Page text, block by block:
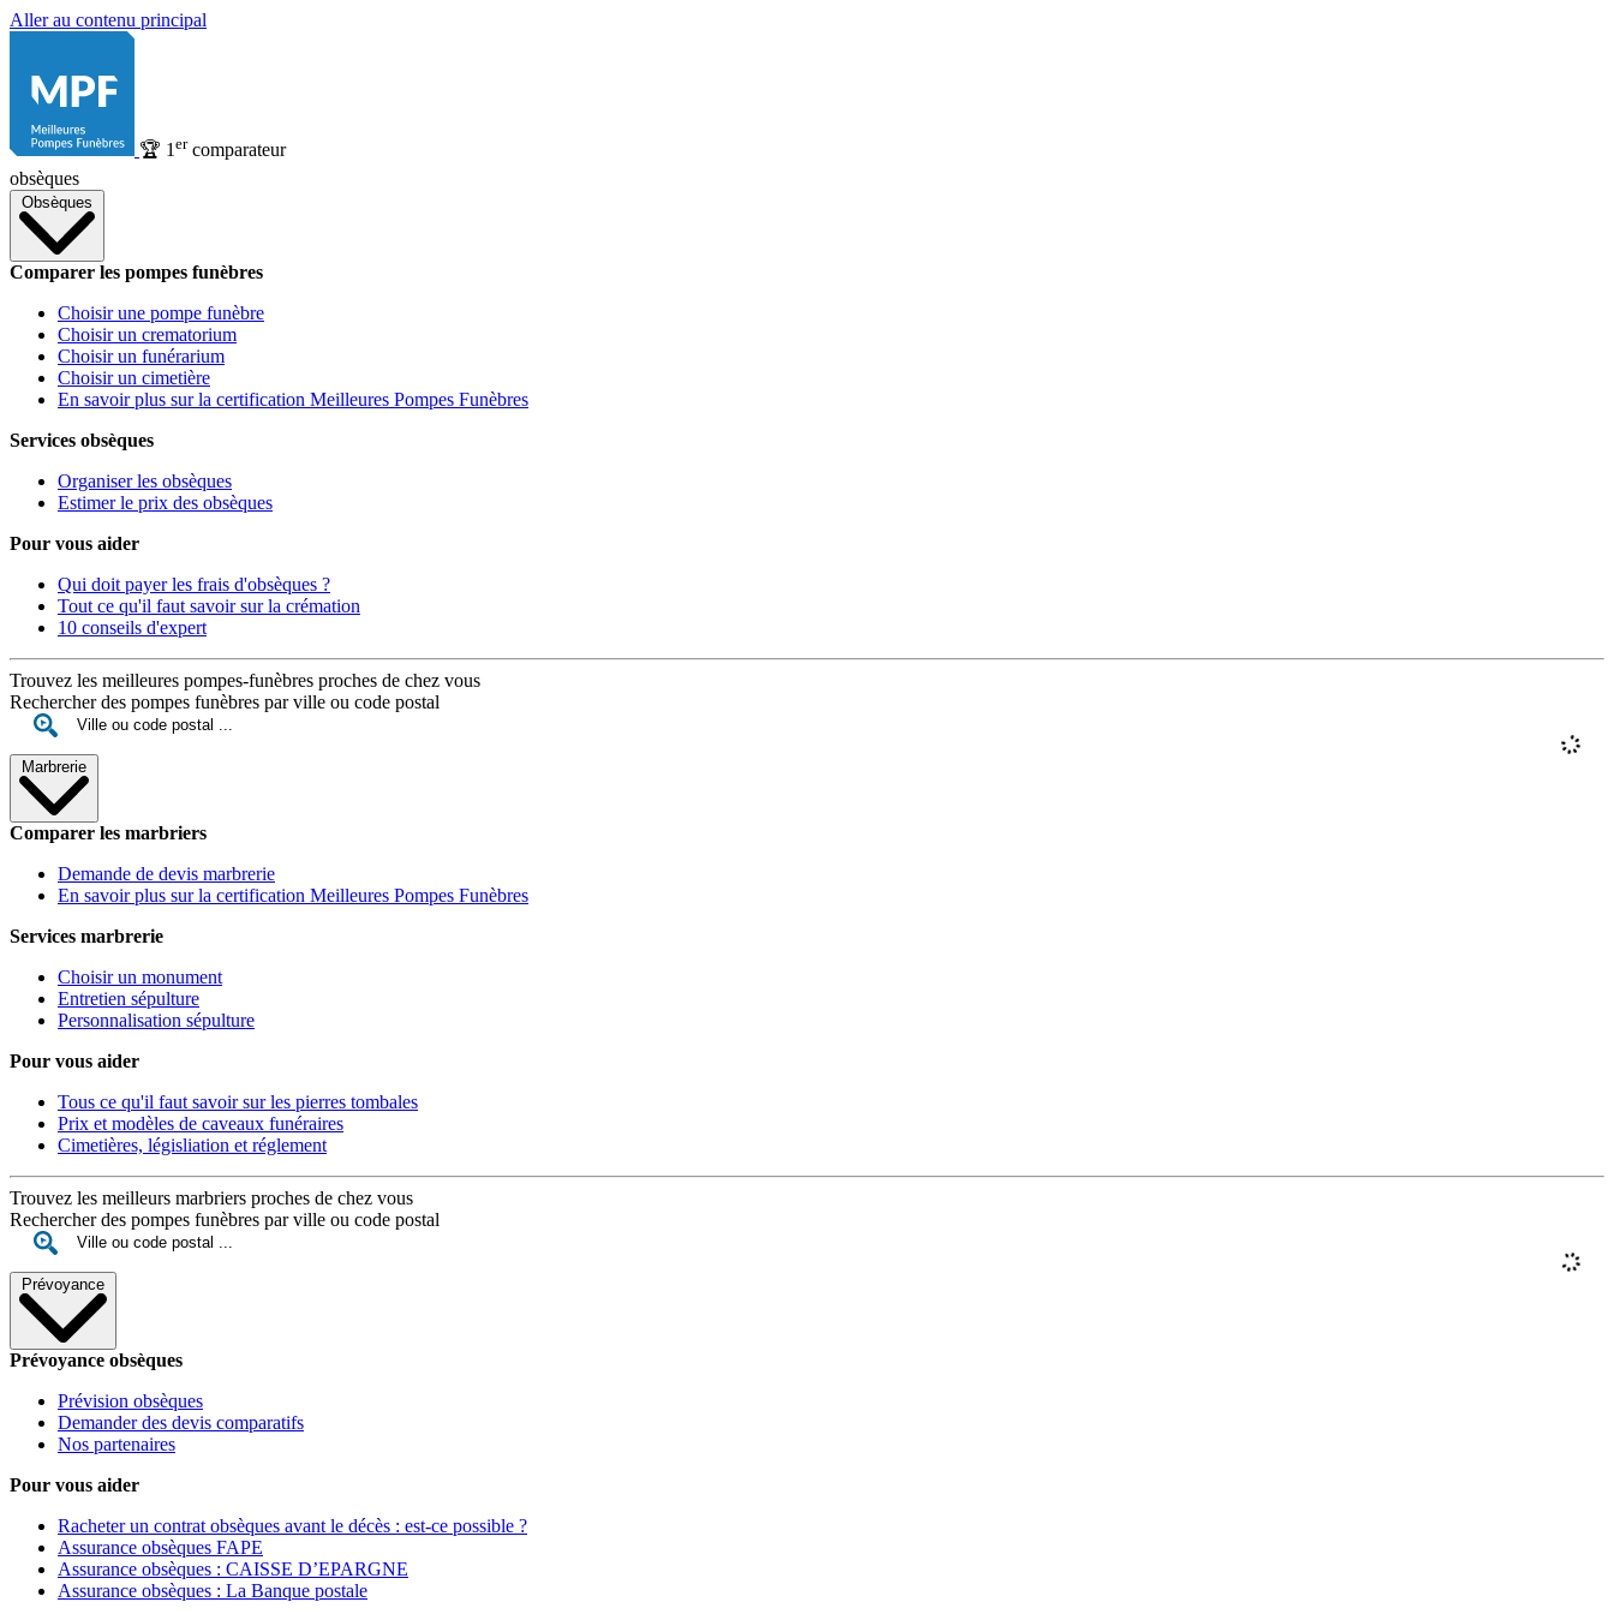
Aller au contenu principal
🏆 1 ercomparateur
obsèques
Obsèques
Comparer les pompes funèbres
Choisir une pompe funèbre
Choisir un crematorium
Choisir un funérarium
Choisir un cimetière
En savoir plus sur la certification Meilleures Pompes Funèbres
Services obsèques
Organiser les obsèques
Estimer le prix des obsèques
Pour vous aider
Qui doit payer les frais d'obsèques ?
Tout ce qu'il faut savoir sur la crémation
10 conseils d'expert
Trouvez les meilleures pompes-funèbres proches de chez vous
Rechercher des pompes funèbres par ville ou code postal
Marbrerie
Comparer les marbriers
Demande de devis marbrerie
En savoir plus sur la certification Meilleures Pompes Funèbres
Services marbrerie
Choisir un monument
Entretien sépulture
Personnalisation sépulture
Pour vous aider
Tous ce qu'il faut savoir sur les pierres tombales
Prix et modèles de caveaux funéraires
Cimetières, législiation et réglement
Trouvez les meilleurs marbriers proches de chez vous
Rechercher des pompes funèbres par ville ou code postal
Prévoyance
Prévoyance obsèques
Prévision obsèques
Demander des devis comparatifs
Nos partenaires
Pour vous aider
Racheter un contrat obsèques avant le décès : est-ce possible ?
Assurance obsèques FAPE
Assurance obsèques : CAISSE D’EPARGNE
Assurance obsèques : La Banque postale